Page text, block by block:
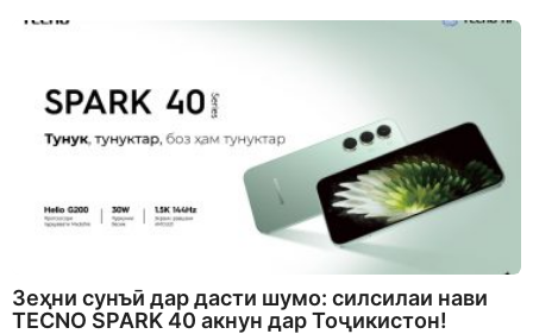
Зеҳни сунъӣ дар дасти шумо: силсилаи нави
TECNO SPARK 40 акнун дар Тоҷикистон!